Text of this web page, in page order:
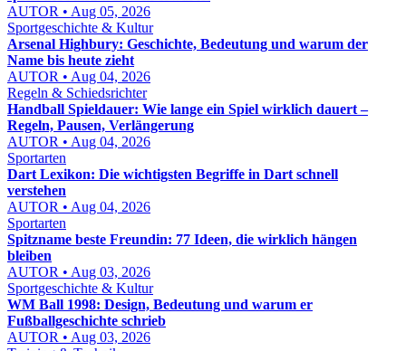
AUTOR • Aug 05, 2026
Sportgeschichte & Kultur
Arsenal Highbury: Geschichte, Bedeutung und warum der
Name bis heute zieht
AUTOR • Aug 04, 2026
Regeln & Schiedsrichter
Handball Spieldauer: Wie lange ein Spiel wirklich dauert –
Regeln, Pausen, Verlängerung
AUTOR • Aug 04, 2026
Sportarten
Dart Lexikon: Die wichtigsten Begriffe in Dart schnell
verstehen
AUTOR • Aug 04, 2026
Sportarten
Spitzname beste Freundin: 77 Ideen, die wirklich hängen
bleiben
AUTOR • Aug 03, 2026
Sportgeschichte & Kultur
WM Ball 1998: Design, Bedeutung und warum er
Fußballgeschichte schrieb
AUTOR • Aug 03, 2026